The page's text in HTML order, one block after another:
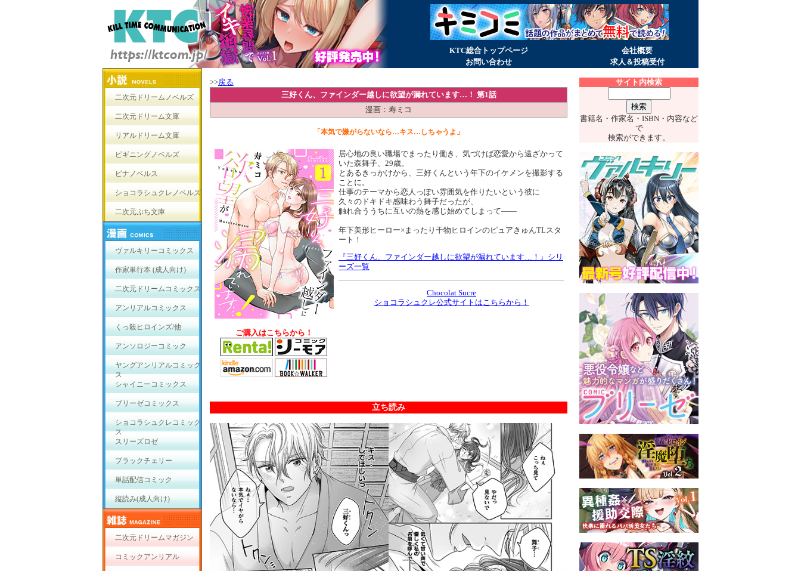
KTC総合トップページ
会社概要
お問い合わせ
求人＆投稿受付
二次元ドリームノベルズ
二次元ドリーム文庫
リアルドリーム文庫
ビギニングノベルズ
ピナノベルス
ショコラシュクレノベルズ
二次元ぷち文庫
ヴァルキリーコミックス
作家単行本 (成人向け)
二次元ドリームコミックス
アンリアルコミックス
くっ殺ヒロインズ/他
アンソロジーコミック
ヤングアンリアルコミック
ス
シャイニーコミックス
ブリーゼコミックス
ショコラシュクレコミック
ス
スリーズロゼ
ブラックチェリー
単話配信コミック
縦読み(成人向け)
二次元ドリームマガジン
コミックアンリアル
>>戻る
三好くん、ファインダー越しに欲望が漏れています…！ 第1話
漫画：寿ミコ
「本気で嫌がらないなら…キス…しちゃうよ」
ご購入はこちらから！
居心地の良い職場でまったり働き、気づけば恋愛から遠ざかって
いた森舞子、29歳。
とあるきっかけから、三好くんという年下のイケメンを撮影する
ことに。
仕事のテーマから恋人っぽい雰囲気を作りたいという彼に
久々のドキドキ感味わう舞子だったが、
触れ合ううちに互いの熱を感じ始めてしまって――
年下美形ヒーロー×まったり干物ヒロインのピュアきゅんTLスタ
ート！
『三好くん、ファインダー越しに欲望が漏れています…！』シリ
ーズ一覧
Chocolat Sucre
ショコラシュクレ公式サイトはこちらから！
立ち読み
サイト内検索
書籍名・作家名・ISBN・内容など
で
検索ができます。